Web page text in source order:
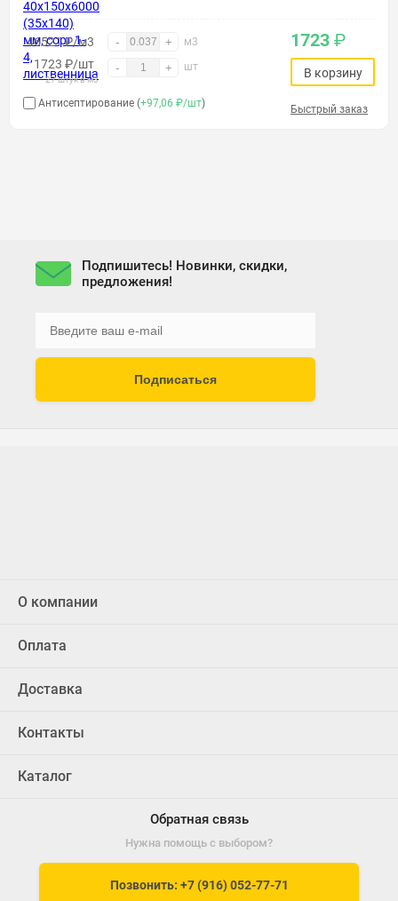
46521 ₽/м3 - + м3
1723 ₽/шт
27 штук в м3
- + шт
1723 ₽
Антисептирование (+97,06 ₽/шт)
В корзину
Быстрый заказ
Подпишитесь! Новинки, скидки,
предложения!
Подписаться
О компании
Оплата
Доставка
Контакты
Каталог
Обратная связь
Нужна помощь с выбором?
Позвонить: +7 (916) 052-77-71